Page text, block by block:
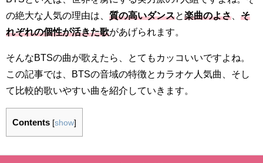
の絶大な人気の理由は、 質の高いダンスと楽曲のよさ
そ
れぞれの個性が活きた歌があげられます。
そんなBTSの曲が歌えたら、とてもカッコいいですよね。
この記事では、BTSの音域の特徴とカラオケ人気曲、そし
て比較的歌いやすい曲を紹介していきます。
Contents [show]